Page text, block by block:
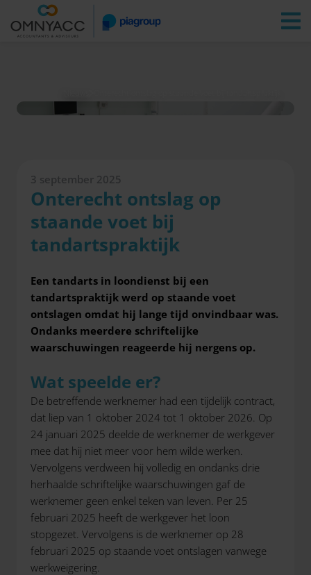
Vestigingen Zoeken
3 september 2025
Onterecht ontslag op
staande voet bij
tandartspraktijk
Een tandarts in loondienst bij een
tandartspraktijk werd op staande voet
ontslagen omdat hij lange tijd onvindbaar was.
Ondanks meerdere schriftelijke
waarschuwingen reageerde hij nergens op.
Wat speelde er?
De betreffende werknemer had een tijdelijk contract,
dat liep van 1 oktober 2024 tot 1 oktober 2026. Op
24 januari 2025 deelde de werknemer de werkgever
mee dat hij niet meer voor hem wilde werken.
Vervolgens verdween hij volledig en ondanks drie
herhaalde schriftelijke waarschuwingen gaf de
werknemer geen enkel teken van leven. Per 25
februari 2025 heeft de werkgever het loon
stopgezet. Vervolgens is de werknemer op 28
februari 2025 op staande voet ontslagen vanwege
werkweigering.